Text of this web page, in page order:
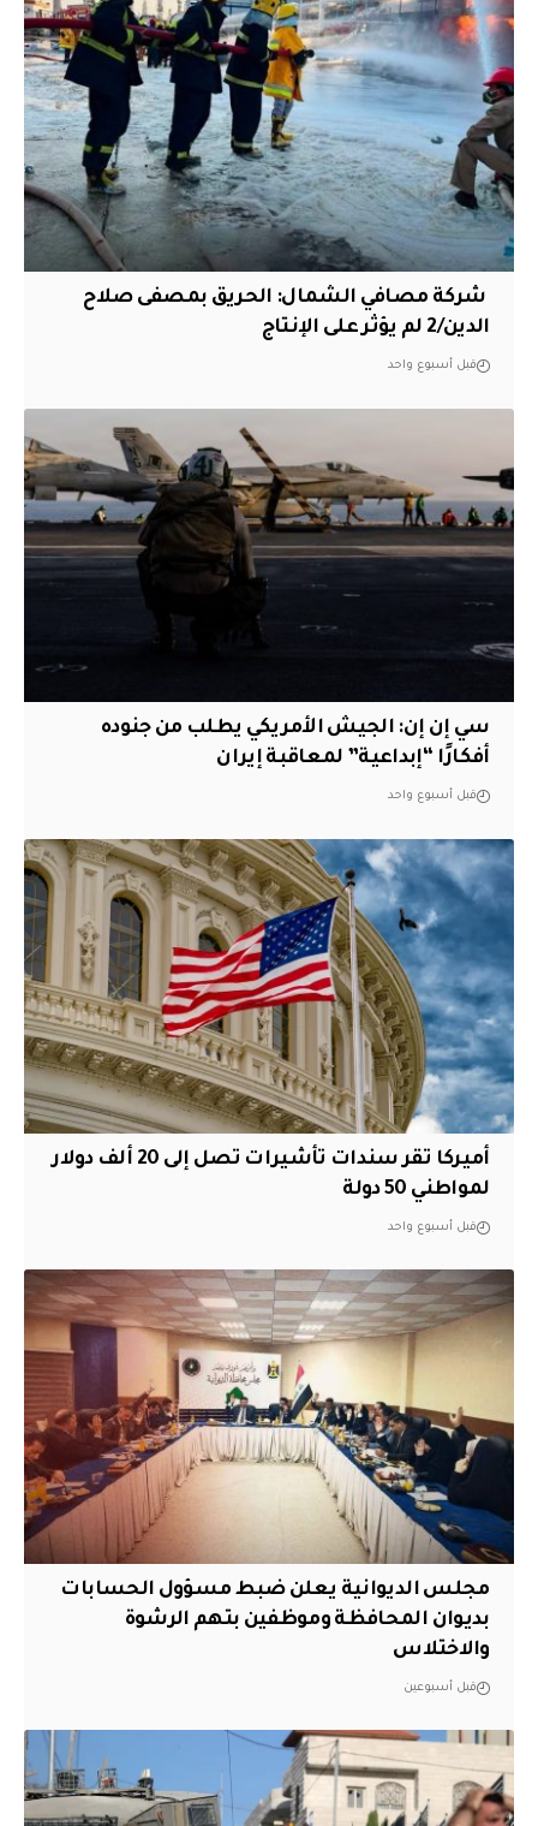
‏ شركة مصافي الشمال: الحريق بمصفى صلاح
الدين/2 لم يؤثر على الإنتاج
قبل أسبوع واحد
سي إن إن: الجيش الأمريكي يطلب من جنوده
أفكارًا “إبداعية” لمعاقبة إيران
قبل أسبوع واحد
أميركا تقر سندات تأشيرات تصل إلى 20 ألف دولار
لمواطني 50 دولة
قبل أسبوع واحد
مجلس الديوانية يعلن ضبط مسؤول الحسابات
بديوان المحافظة وموظفين بتهم الرشوة
والاختلاس
قبل أسبوعين